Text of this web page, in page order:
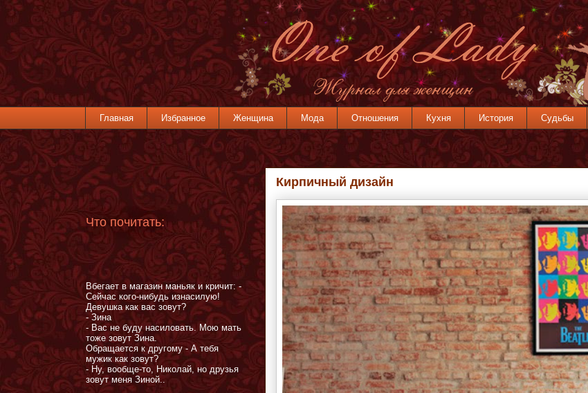
Главная Избранное Женщина Мода Отношения Кухня История Судьбы
Кирпичный дизайн
Что почитать:
Вбегает в магазин маньяк и кричит: -
Сейчас кого-нибудь изнасилую!
Девушка как вас зовут?
- Зина
- Вас не буду насиловать. Мою мать
тоже зовут Зина.
Обращается к другому - А тебя
мужик как зовут?
- Ну, вообще-то, Николай, но друзья
зовут меня Зиной..